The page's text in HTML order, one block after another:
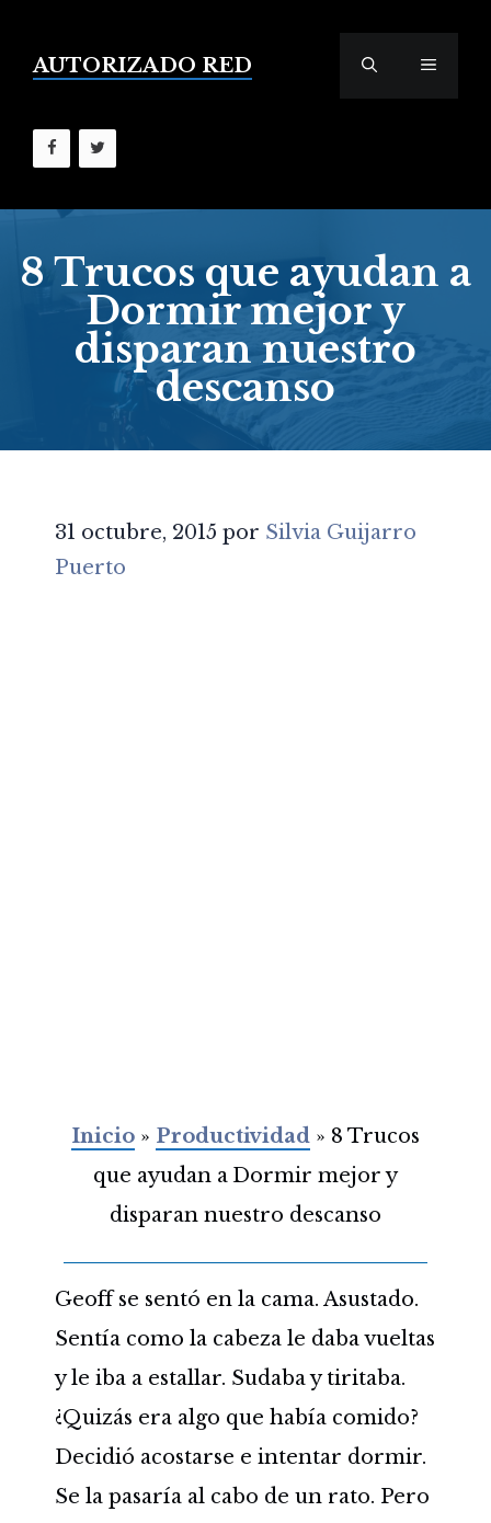
contenido
AUTORIZADO RED MENÚ
8 Trucos que ayudan a
Dormir mejor y
disparan nuestro
descanso
31 octubre, 2015 por Silvia Guijarro
Puerto
Inicio» Productividad » 8 Trucos
que ayudan a Dormir mejor y
disparan nuestro descanso
Geoff se sentó en la cama. Asustado.
Sentía como la cabeza le daba vueltas
y le iba a estallar. Sudaba y tiritaba.
¿Quizás era algo que había comido?
Decidió acostarse e intentar dormir.
Se la pasaría al cabo de un rato. Pero